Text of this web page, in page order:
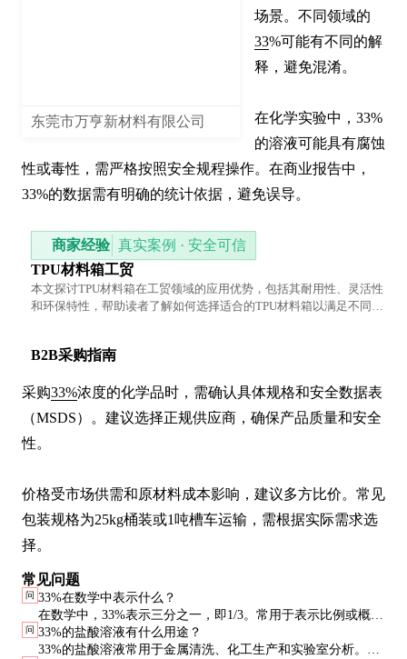
东莞市万亨新材料有限公司
场景。不同领域的
33%可能有不同的解
释，避免混淆。
在化学实验中，33%
的溶液可能具有腐蚀
性或毒性，需严格按照安全规程操作。在商业报告中，
33%的数据需有明确的统计依据，避免误导。
商家经验 真实案例 · 安全可信
TPU材料箱工贸
本文探讨TPU材料箱在工贸领域的应用优势，包括其耐用性、灵活性
和环保特性，帮助读者了解如何选择适合的TPU材料箱以满足不同工
B2B采购指南
采购33%浓度的化学品时，需确认具体规格和安全数据表
（MSDS）。建议选择正规供应商，确保产品质量和安全
性。
价格受市场供需和原材料成本影响，建议多方比价。常见
包装规格为25kg桶装或1吨槽车运输，需根据实际需求选
择。
常见问题
问 33%在数学中表示什么？
在数学中，33%表示三分之一，即1/3。常用于表示比例或概
率。
问 33%的盐酸溶液有什么用途？
33%的盐酸溶液常用于金属清洗、化工生产和实验室分析。具